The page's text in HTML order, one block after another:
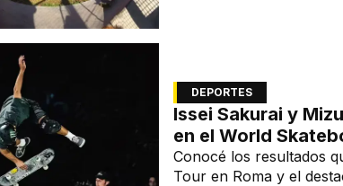
DEPORTES
Issei Sakurai y
en el World
Conocé los resultados
Tour en Roma y el